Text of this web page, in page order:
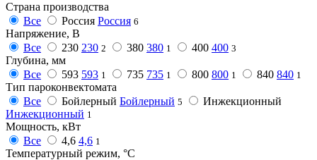
Страна производства
Все
Россия Россия 6
Напряжение, В
Все
230 230 2 380 380 1 400 400 3
Глубина, мм
Все
593 593 1 735 735 1 800 800 1 840 840 1
Тип пароконвектомата
Все
Бойлерный Бойлерный 5
Инжекционный
Инжекционный 1
Мощность, кВт
Все
4,6 4,6 1
Температурный режим, °C